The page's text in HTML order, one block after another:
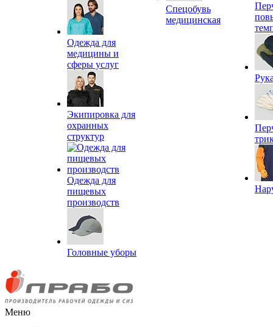
Одежда для
медицины и
сферы услуг
Экипировка для
охранных
структур
Одежда для
пищевых
производств
Головные уборы
Спецобувь
медицинская
Меню